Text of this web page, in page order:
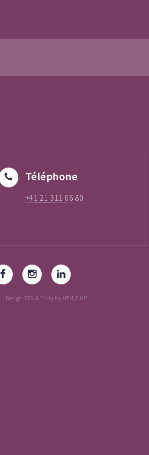
Téléphone
+41 21 311 06 80
Design: EDL & Forty by HTML5 UP